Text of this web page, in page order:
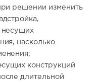
решении изменить
несущих
насколько
конструкций
длительной